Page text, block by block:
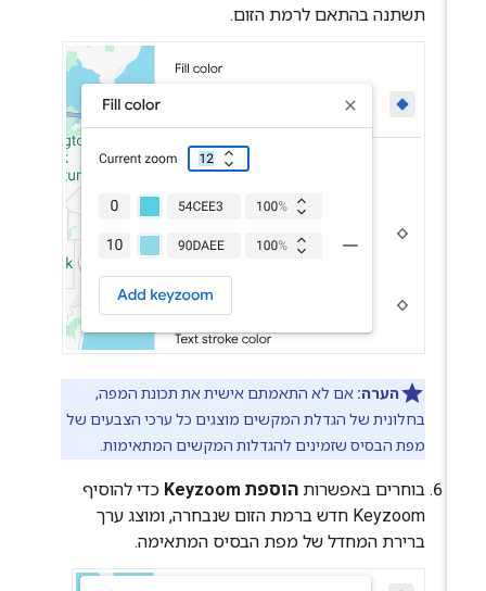
תשתנה בהתאם לרמת הזום.
הערה:אם לא התאמתם אישית את תכונת המפה,
בחלונית של הגדלת המקשים מוצגים כל ערכי הצבעים של
מפת הבסיס שזמינים להגדלות המקשים המתאימות.
בוחרים באפשרותהוספת Keyzoom
כדי להוסיף
Keyzoom חדש ברמת הזום שנבחרה, ומוצג ערך
ברירת המחדל של מפת הבסיס המתאימה.